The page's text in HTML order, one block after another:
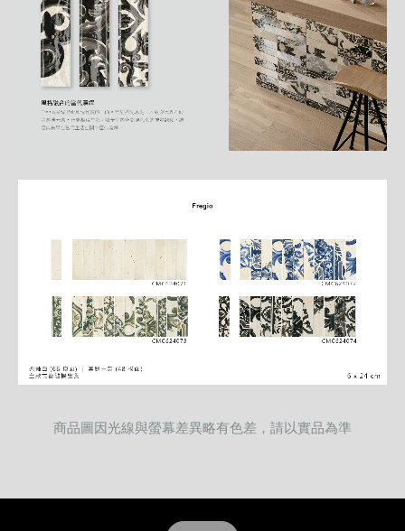
商品圖因光線與螢幕差異略有色差，請以實品為準